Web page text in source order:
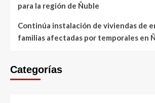
para la región de Ñuble
Continúa instalación de viviendas de
familias afectadas por temporales en
Categorías